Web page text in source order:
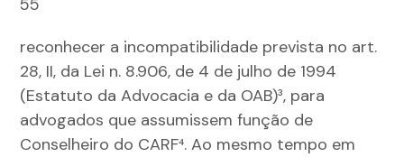
55
reconhecer a incompatibilidade prevista no art.
28, II, da Lei n. 8.906, de 4 de julho de 1994
(Estatuto da Advocacia e da OAB)³, para
advogados que assumissem função de
Conselheiro do CARF⁴. Ao mesmo tempo em